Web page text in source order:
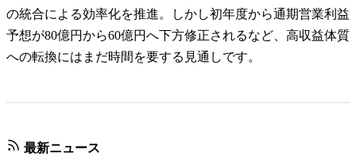
の統合による効率化を推進。しかし初年度から通期営業利益
予想が80億円から60億円へ下方修正されるなど、高収益体質
への転換にはまだ時間を要する見通しです。
最新ニュース